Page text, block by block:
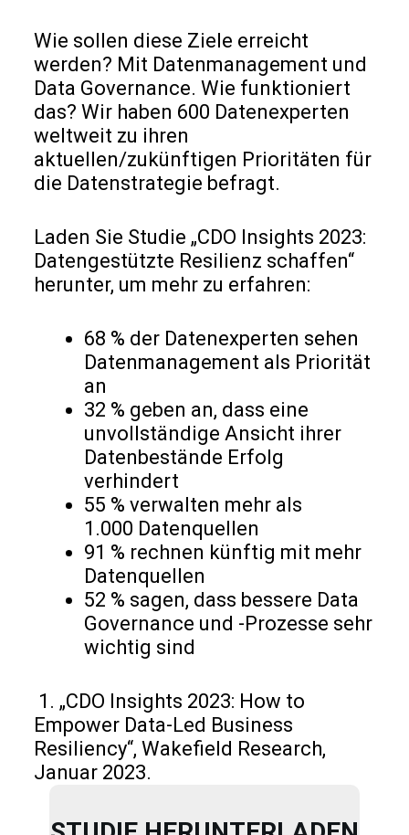
Wie sollen diese Ziele erreicht
werden? Mit Datenmanagement und
Data Governance. Wie funktioniert
das? Wir haben 600 Datenexperten
weltweit zu ihren
aktuellen/zukünftigen Prioritäten für
die Datenstrategie befragt.
Laden Sie Studie „CDO Insights 2023:
Datengestützte Resilienz schaffen“
herunter, um mehr zu erfahren:
68 % der Datenexperten sehen
Datenmanagement als Priorität
an
32 % geben an, dass eine
unvollständige Ansicht ihrer
Datenbestände Erfolg
verhindert
55 % verwalten mehr als
1.000 Datenquellen
91 % rechnen künftig mit mehr
Datenquellen
52 % sagen, dass bessere Data
Governance und -Prozesse sehr
wichtig sind
1. „CDO Insights 2023: How to
Empower Data-Led Business
Resiliency“, Wakefield Research,
Januar 2023.